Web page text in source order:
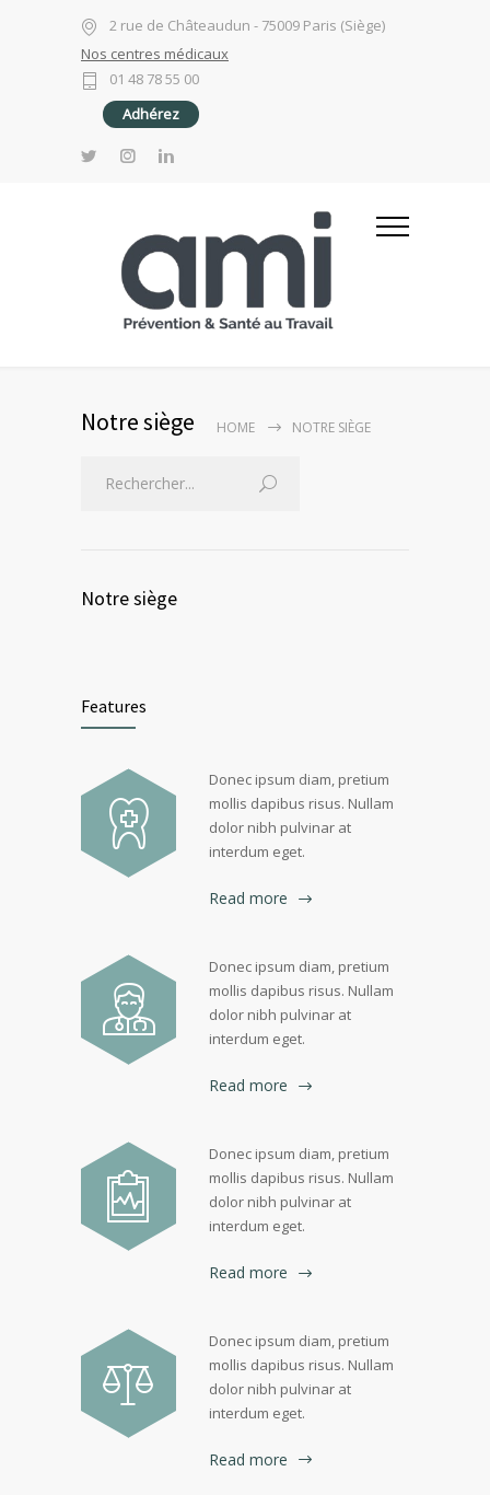
2 rue de Châteaudun - 75009 Paris (Siège)
Nos centres médicaux
01 48 78 55 00
Adhérez
Notre siège HOME NOTRE SIÈGE
Notre siège
Features
Donec ipsum diam, pretium
mollis dapibus risus. Nullam
dolor nibh pulvinar at
interdum eget.
Read more
Donec ipsum diam, pretium
mollis dapibus risus. Nullam
dolor nibh pulvinar at
interdum eget.
Read more
Donec ipsum diam, pretium
mollis dapibus risus. Nullam
dolor nibh pulvinar at
interdum eget.
Read more
Donec ipsum diam, pretium
mollis dapibus risus. Nullam
dolor nibh pulvinar at
interdum eget.
Read more